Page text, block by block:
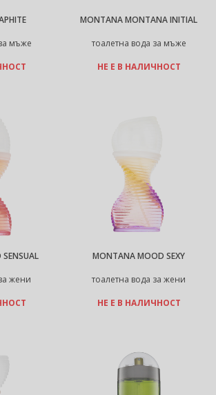
мъже
MONTANA MONTANA INITIAL
тоалетна вода за мъже
НЕ Е В НАЛИЧНОСТ
жени
MONTANA MOOD SEXY
тоалетна вода за жени
НЕ Е В НАЛИЧНОСТ